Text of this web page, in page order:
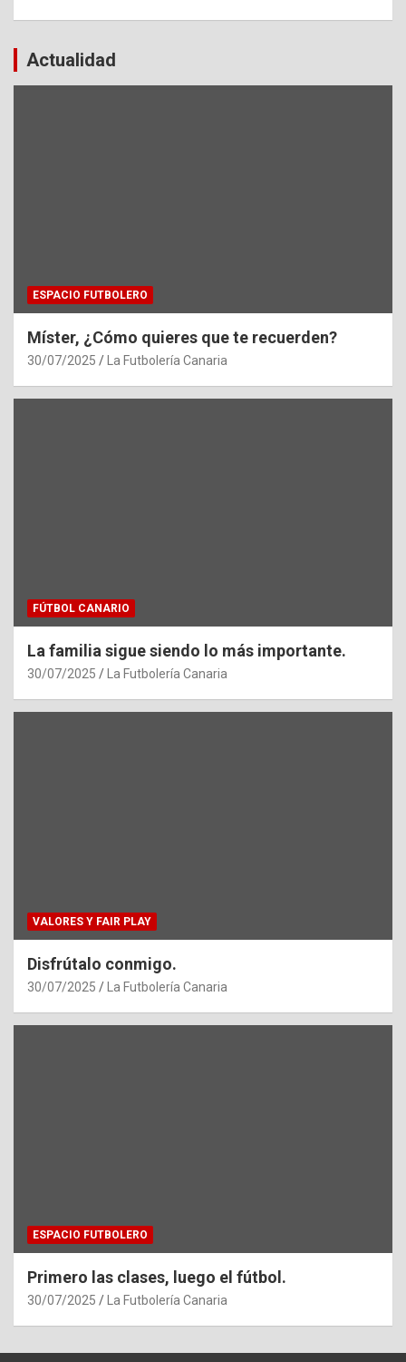
Actualidad
ESPACIO FUTBOLERO
Míster, ¿Cómo quieres que te recuerden?
30/07/2025 La Futbolería Canaria
FÚTBOL CANARIO
La familia sigue siendo lo más importante.
30/07/2025 La Futbolería Canaria
VALORES Y FAIR PLAY
Disfrútalo conmigo.
30/07/2025 La Futbolería Canaria
ESPACIO FUTBOLERO
Primero las clases, luego el fútbol.
30/07/2025 La Futbolería Canaria